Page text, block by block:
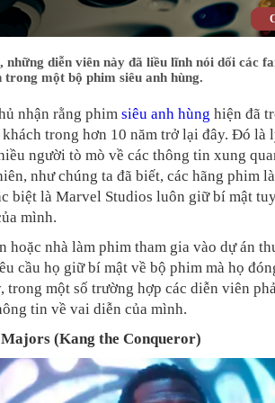
diễn viên này đã liều lĩnh nói dối các
trong một bộ phim siêu anh hùng.
nhận rằng phim siêu anh hùng hiện đã
trong hơn 10 năm trở lại đây. Đó là
người tò mò về các thông tin xung
như chúng ta đã biết, các hãng phim
biệt là Marvel Studios luôn giữ bí mật
mình.
hoặc nhà làm phim tham gia vào dự án
cầu họ giữ bí mật về bộ phim mà họ
trong một số trường hợp các diễn viên
tin về vai diễn của mình.
(Kang the Conqueror)